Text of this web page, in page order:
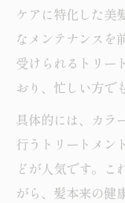
ケアに特化した美
なメンテナンスを
受けられるトリー
おり、忙しい方で
具体的には、カラ
行うトリートメン
どが人気です。こ
がら、髪本来の健